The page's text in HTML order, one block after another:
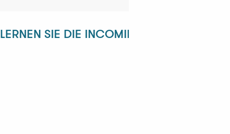
LERNEN SIE DIE INCOMING-ABTEILUNG